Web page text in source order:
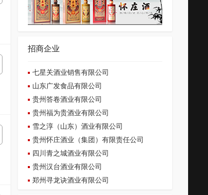
招商企业
七星关酒业销售有限公司
山东广发食品有限公司
贵州答卷酒业有限公司
贵州福为贵酒业有限公司
雪之淳（山东）酒业有限公司
贵州怀庄酒业（集团）有限责任公司
四川青之城酒业有限公司
贵州汉台酒业有限公司
郑州寻龙诀酒业有限公司